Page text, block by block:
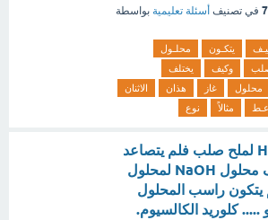
في تصنيف أسئلة تعليمية بواسطة
يتكـون
محلـول
وكيف
يختلف
محلول غاز هذان
الاثنان
مثالاً نوع
اضيف HCI لملح صلب فلم يتصاعد
غاز اضيف محلول NaOH لمحلول
يتكون راسب المحلول
كلوريد الكالسيوم.